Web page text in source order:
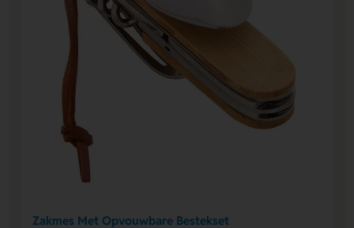
Zakmes Met Opvouwbare Bestekset